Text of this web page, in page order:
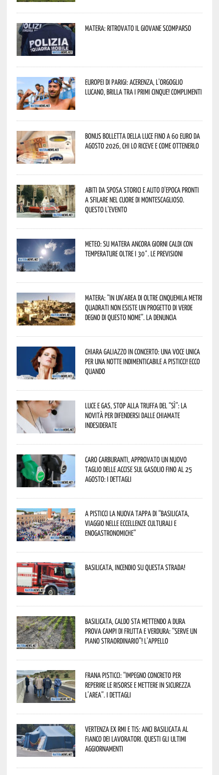
Matera: ritrovato il giovane scomparso
Europei di Parigi: Acerenza, l’orgoglio
lucano, brilla tra i primi cinque! Complimenti
Bonus bolletta della luce fino a 60 euro da
agosto 2026, chi lo riceve e come ottenerlo
Abiti da sposa storici e auto d’epoca pronti
a sfilare nel cuore di Montescaglioso.
Questo l’evento
Meteo: su Matera ancora giorni caldi con
temperature oltre i 30°. Le previsioni
Matera: “In un’area di oltre cinquemila metri
quadrati non esiste un progetto di verde
degno di questo nome”. La denuncia
Chiara Galiazzo in concerto: una voce unica
per una notte indimenticabile a Pisticci! Ecco
quando
Luce e gas, stop alla truffa del “Sì”: la
novità per difendersi dalle chiamate
indesiderate
Caro carburanti, approvato un nuovo
taglio delle accise sul gasolio fino al 25
agosto: i dettagli
A Pisticci la nuova tappa di “Basilicata,
viaggio nelle eccellenze culturali e
enogastronomiche”
Basilicata, incendio su questa strada!
Basilicata, caldo sta mettendo a dura
prova campi di frutta e verdura: “Serve un
piano straordinario”! L’appello
Frana Pisticci: “Impegno concreto per
reperire le risorse e mettere in sicurezza
l’area”. I dettagli
Vertenza ex RMI e TIS: ANCI Basilicata al
fianco dei lavoratori. Questi gli ultimi
aggiornamenti